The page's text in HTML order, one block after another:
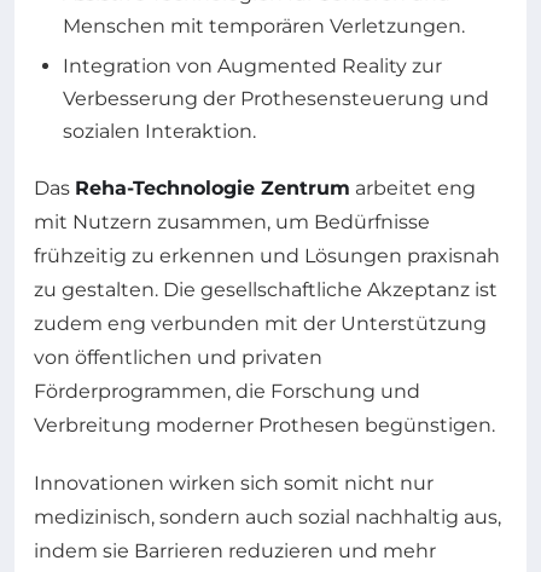
Menschen mit temporären Verletzungen.
Integration von Augmented Reality zur
Verbesserung der Prothesensteuerung und
sozialen Interaktion.
Das Reha-Technologie Zentrum arbeitet eng
mit Nutzern zusammen, um Bedürfnisse
frühzeitig zu erkennen und Lösungen praxisnah
zu gestalten. Die gesellschaftliche Akzeptanz ist
zudem eng verbunden mit der Unterstützung
von öffentlichen und privaten
Förderprogrammen, die Forschung und
Verbreitung moderner Prothesen begünstigen.
Innovationen wirken sich somit nicht nur
medizinisch, sondern auch sozial nachhaltig aus,
indem sie Barrieren reduzieren und mehr